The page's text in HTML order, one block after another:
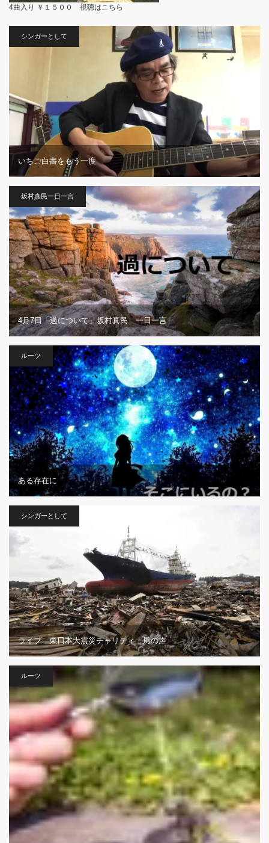
4曲入り ￥１５００ 視聴はこちら
シンガーとして
いちご白書をもう一度
坂村真民一日一言
4月7日「過について」坂村真民 一日一言
ルーツ
ある存在に
シンガーとして
ライブ 東日本大震災チャリティ 風の声
ルーツ